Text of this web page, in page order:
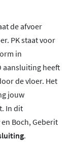
de afvoer
PK staat voor
in
aansluiting heeft
de vloer. Het
jouw
In dit
Boch, Geberit
.